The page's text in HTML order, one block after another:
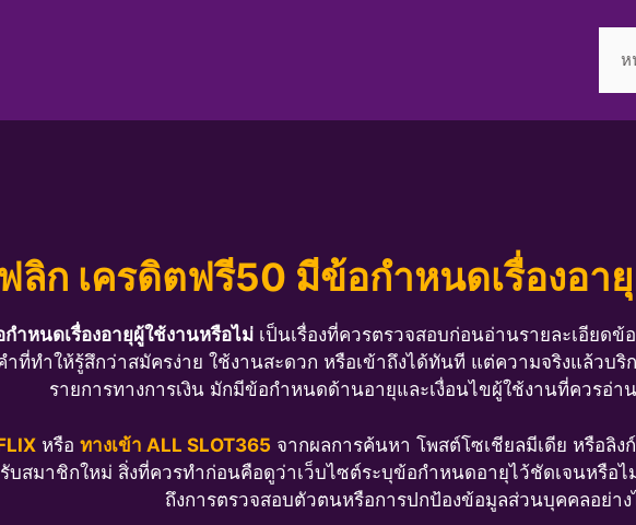
ห
ลิก เครดิตฟรี50 มีข้อกำหนดเรื่องอา
ำหนดเรื่องอายุผู้ใช้งานหรือไม่ เป็นเรื่องที่ควรตรวจสอบก่อนอ่านรายละเอียด
ที่ทำให้รู้สึกว่าสมัครง่าย ใช้งานสะดวก หรือเข้าถึงได้ทันที แต่ความจริงแล้วบริ
รายการทางการเงิน มักมีข้อกำหนดด้านอายุและเงื่อนไขผู้ใช้งานที่ควรอ่า
หรือ ทางเข้า ALL SLOT365 จากผลการค้นหา โพสต์โซเชียลมีเดีย หรือลิง
บสมาชิกใหม่ สิ่งที่ควรทำก่อนคือดูว่าเว็บไซต์ระบุข้อกำหนดอายุไว้ชัดเจนหรือ
ถึงการตรวจสอบตัวตนหรือการปกป้องข้อมูลส่วนบุคคลอย่าง